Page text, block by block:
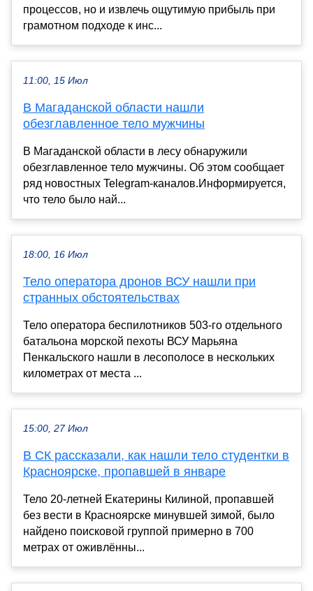
процессов, но и извлечь ощутимую прибыль при
грамотном подходе к инс...
11:00, 15 Июл
В Магаданской области нашли
обезглавленное тело мужчины
В Магаданской области в лесу обнаружили
обезглавленное тело мужчины. Об этом сообщает
ряд новостных Telegram-каналов.Информируется,
что тело было най...
18:00, 16 Июл
Тело оператора дронов ВСУ нашли при
странных обстоятельствах
Тело оператора беспилотников 503-го отдельного
батальона морской пехоты ВСУ Марьяна
Пенкальского нашли в лесополосе в нескольких
километрах от места ...
15:00, 27 Июл
В СК рассказали, как нашли тело студентки в
Красноярске, пропавшей в январе
Тело 20-летней Екатерины Килиной, пропавшей
без вести в Красноярске минувшей зимой, было
найдено поисковой группой примерно в 700
метрах от оживлённы...